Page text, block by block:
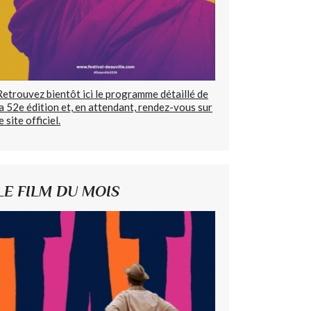
bientôt ici le programme détaillé de
52e édition et, en attendant, rendez-vous sur
site officiel.
FILM DU MOIS